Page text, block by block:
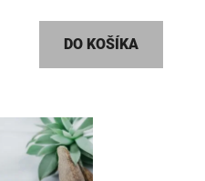
DO KOŠÍKA